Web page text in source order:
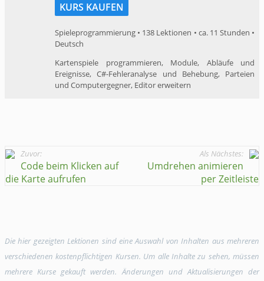
KURS KAUFEN
Spieleprogrammierung • 138 Lektionen • ca. 11 Stunden •
Deutsch
Kartenspiele programmieren, Module, Abläufe und
Ereignisse, C#-Fehleranalyse und Behebung, Parteien
und Computergegner, Editor erweitern
Zuvor:
Code beim Klicken auf
die Karte aufrufen
Als Nächstes:
Umdrehen animieren
per Zeitleiste
Die hier gezeigten Lektionen sind eine Auswahl von Inhalten aus mehreren
verschiedenen kostenpflichtigen Kursen. Um alle Inhalte zu sehen, müssen
mehrere Kurse gekauft werden. Änderungen und Aktualisierungen der